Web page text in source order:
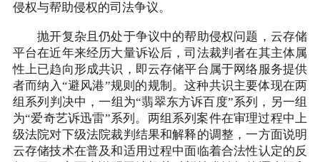
侵权与帮助侵权的司法争议。
抛开复杂且仍处于争议中的帮助侵权问题，云存储
平台在近年来经历大量诉讼后，司法裁判者在其主体属
性上已趋向形成共识，即云存储平台属于网络服务提供
者而纳入“避风港”规则的规制。这种共识主要体现在两
组系列判决中，一组为“翡翠东方诉百度”系列，另一组
为“爱奇艺诉迅雷”系列。两组系列案件在审理过程中上
级法院对下级法院裁判结果和解释的调整，一方面说明
云存储技术在普及和适用过程中面临着合法性认定的反